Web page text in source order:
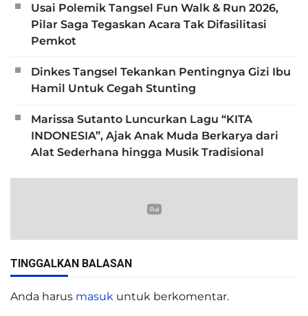
Usai Polemik Tangsel Fun Walk & Run 2026,
Pilar Saga Tegaskan Acara Tak Difasilitasi
Pemkot
Dinkes Tangsel Tekankan Pentingnya Gizi Ibu
Hamil Untuk Cegah Stunting
Marissa Sutanto Luncurkan Lagu “KITA
INDONESIA”, Ajak Anak Muda Berkarya dari
Alat Sederhana hingga Musik Tradisional
TINGGALKAN BALASAN
Anda harus masuk untuk berkomentar.